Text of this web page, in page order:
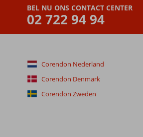
BEL NU ONS CONTACT CENTER
02 722 94 94
Corendon Nederland
Corendon Denmark
Corendon Zweden